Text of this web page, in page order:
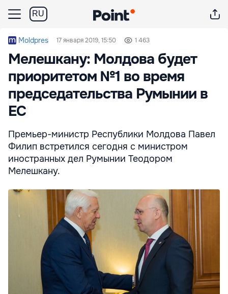
RU
Moldpres 17 января 2019, 15:50 1 463
Мелешкану: Молдова будет
приоритетом №1 во время
председательства Румынии в
ЕС
Премьер-министр Республики Молдова Павел
Филип встретился сегодня с министром
иностранных дел Румынии Теодором
Мелешкану.